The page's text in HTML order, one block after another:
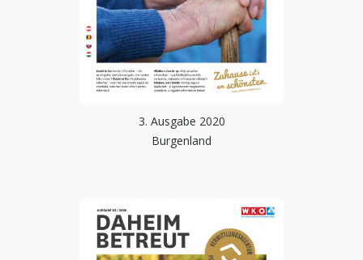
3. Ausgabe 2020
Burgenland